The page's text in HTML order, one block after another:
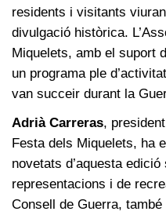
residents i visitants
divulgació històrica.
Miquelets, amb el suport
un programa ple
van succeir durant la
Adrià Carreras,
Festa dels Miquelets, ha
novetats d’aquesta
representacions i de
Consell de Guerra, també